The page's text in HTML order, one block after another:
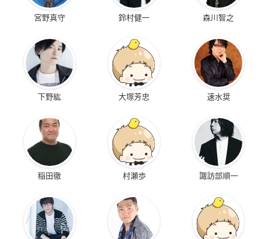
宮野真守 鈴村健一 森川智之
下野紘 大塚芳忠 速水奨
稲田徹 村瀬歩 諏訪部順一